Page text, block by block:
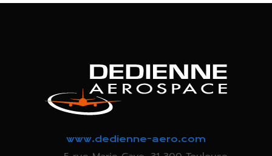
www.dedienne-aero.com